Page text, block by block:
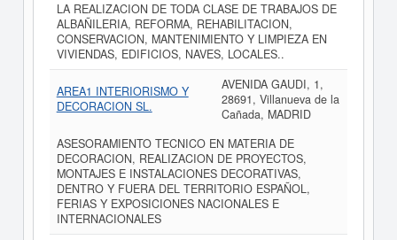
LA REALIZACION DE TODA CLASE DE TRABAJOS DE
ALBAÑILERIA, REFORMA, REHABILITACION,
CONSERVACION, MANTENIMIENTO Y LIMPIEZA EN
VIVIENDAS, EDIFICIOS, NAVES, LOCALES..
AREA1 INTERIORISMO Y
DECORACION SL.
AVENIDA GAUDI, 1,
28691, Villanueva de la
Cañada, MADRID
ASESORAMIENTO TECNICO EN MATERIA DE
DECORACION, REALIZACION DE PROYECTOS,
MONTAJES E INSTALACIONES DECORATIVAS,
DENTRO Y FUERA DEL TERRITORIO ESPAÑOL,
FERIAS Y EXPOSICIONES NACIONALES E
INTERNACIONALES